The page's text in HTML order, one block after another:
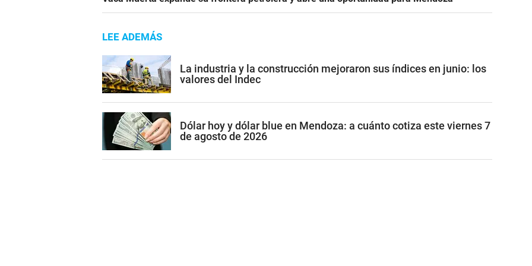
LEE ADEMÁS
La industria y la construcción mejoraron sus índices en junio: los
valores del Indec
Dólar hoy y dólar blue en Mendoza: a cuánto cotiza este viernes 7
de agosto de 2026